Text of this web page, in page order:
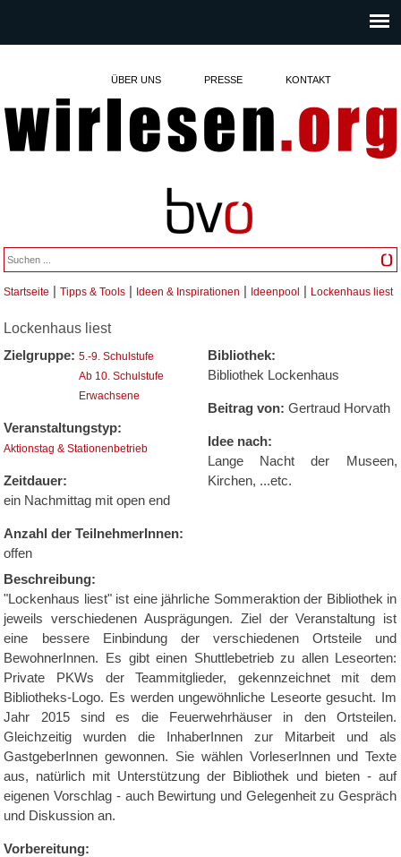
ÜBER UNS PRESSE KONTAKT
Sie sind hier
Startseite |Tipps & Tools | Ideen & Inspirationen | Ideenpool | Lockenhaus liest
Lockenhaus liest
Zielgruppe:5.-9. Schulstufe
Ab 10. Schulstufe
Erwachsene
Veranstaltungstyp:
Aktionstag & Stationenbetrieb
Zeitdauer:
ein Nachmittag mit open end
Anzahl der TeilnehmerInnen:
offen
Bibliothek:
Bibliothek Lockenhaus
Beitrag von: Gertraud Horvath
Idee nach:
Lange Nacht der Museen,
Kirchen, ...etc.
Beschreibung:
"Lockenhaus liest" ist eine jährliche Sommeraktion der Bibliothek in
jeweils verschiedenen Ausprägungen. Ziel der Veranstaltung ist
eine bessere Einbindung der verschiedenen Ortsteile und
BewohnerInnen. Es gibt einen Shuttlebetrieb zu allen Leseorten:
Private PKWs der Teammitglieder, gekennzeichnet mit dem
Bibliotheks-Logo. Es werden ungewöhnliche Leseorte gesucht. Im
Jahr 2015 sind es die Feuerwehrhäuser in den Ortsteilen.
Gleichzeitig wurden die InhaberInnen zur Mitarbeit und als
GastgeberInnen gewonnen. Sie wählen VorleserInnen und Texte
aus, natürlich mit Unterstützung der Bibliothek und bieten - auf
eigenen Vorschlag - auch Bewirtung und Gelegenheit zu Gespräch
und Diskussion an.
Vorbereitung: